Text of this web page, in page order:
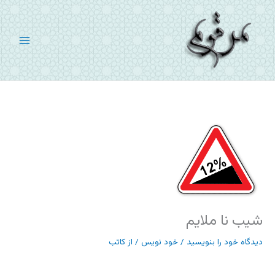
پرش
به
محتوا
شیب نا ملایم
دیدگاه‌ خود را بنویسید /خود نویس / از کاتب